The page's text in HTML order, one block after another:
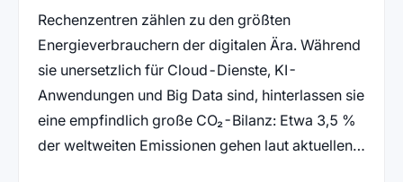
Rechenzentren zählen zu den größten
Energieverbrauchern der digitalen Ära. Während
sie unersetzlich für Cloud-Dienste, KI-
Anwendungen und Big Data sind, hinterlassen sie
eine empfindlich große CO₂-Bilanz: Etwa 3,5 %
der weltweiten Emissionen gehen laut aktuellen…